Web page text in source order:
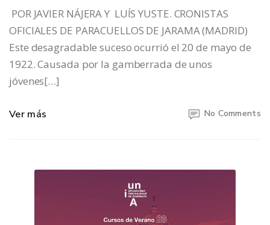
POR JAVIER NÁJERA Y LUÍS YUSTE. CRONISTAS
OFICIALES DE PARACUELLOS DE JARAMA (MADRID)
Este desagradable suceso ocurrió el 20 de mayo de
1922. Causada por la gamberrada de unos
jóvenes[…]
Ver más No Comments